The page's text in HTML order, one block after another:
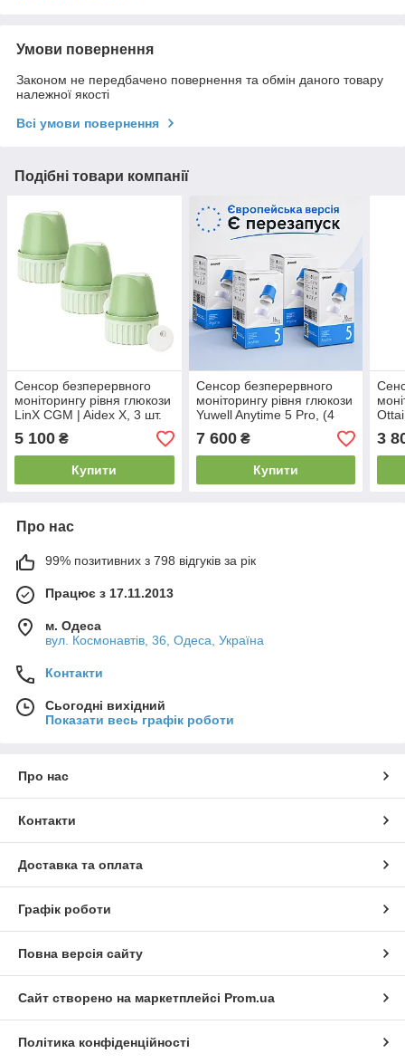
Умови повернення
Законом не передбачено повернення та обмін даного товару
належної якості
Всі умови повернення
Подібні товари компанії
Сенсор безперервного
моніторингу рівня глюкози
LinX CGM | Aidex X, 3 шт.
5 100 ₴
Купити
Сенсор безперервного
моніторингу рівня глюкози
Yuwell Anytime 5 Pro, (4
7 600₴
Купити
3
Про нас
99% позитивних з 798 відгуків за рік
Працює з 17.11.2013
м. Одеса
вул. Космонавтів, 36, Одеса, Україна
Контакти
Сьогодні вихідний
Показати весь графік роботи
Про нас
Контакти
Доставка та оплата
Графік роботи
Повна версія сайту
Сайт створено на маркетплейсі Prom.ua
Політика конфіденційності